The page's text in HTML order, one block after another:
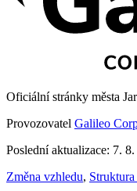
Oficiální stránky města
Provozovatel Galileo
Poslední aktualizace: 7.
Změna vzhledu,